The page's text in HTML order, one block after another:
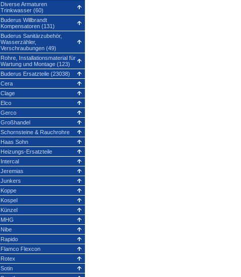
Diverse Armaturen
Trinkwasser (60)
Buderus Willbrandt
Kompensatoren (131)
Buderus Sanitärzubehör,
Wasserzähler,
Verschraubungen (49)
Rohre, Installationsmaterial für
Wartung und Montage (123)
Buderus Ersatzteile (23038)
Cera
Clage
Elco
Gerco
Großhandel
Schornsteine & Rauchrohre
Haas Sohn
Heizungs-Ersatzteile
Intercal
Jeremias
Junkers
Koppe
Kospel
Künzel
MHG
Nibe
Rapido
Flamco Flexcon
Rotex
Sotin